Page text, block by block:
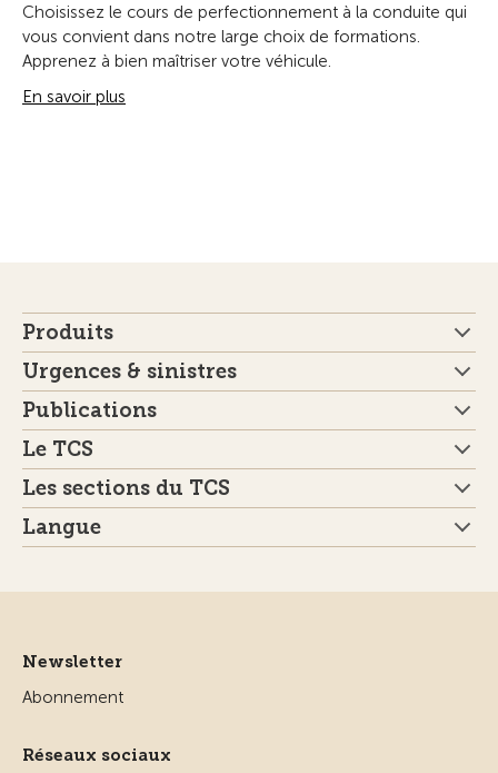
Choisissez le cours de perfectionnement à la conduite qui
vous convient dans notre large choix de formations.
Apprenez à bien maîtriser votre véhicule.
En savoir plus
Produits
Urgences & sinistres
Publications
Le TCS
Les sections du TCS
Langue
Newsletter
Abonnement
Réseaux sociaux